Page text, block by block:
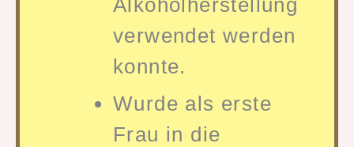
verwendet werden
konnte.
Wurde als erste
Frau in die